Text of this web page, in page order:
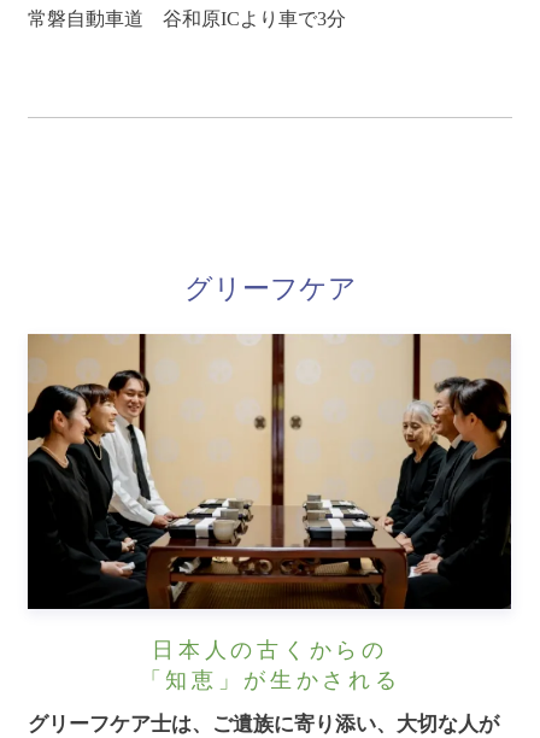
常磐自動車道 谷和原ICより車で3分
グリーフケア
日本人の古くからの
「知恵」が生かされる
グリーフケア士は、ご遺族に寄り添い、大切な人が